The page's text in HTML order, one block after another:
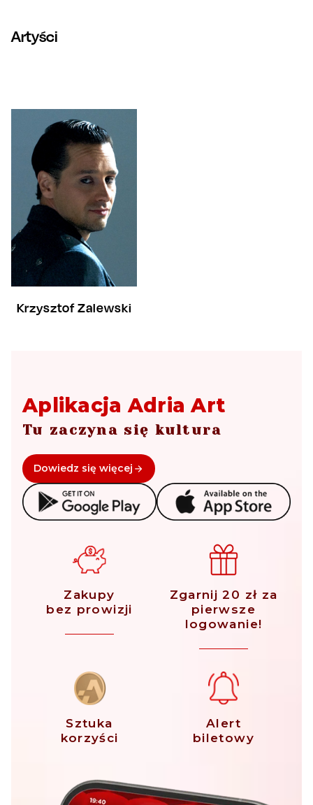
Artyści
Krzysztof Zalewski
Aplikacja Adria Art
Tu zaczyna się kultura
Dowiedz się więcej
Zakupy
bez prowizji
Zgarnij 20 zł za
pierwsze
logowanie!
Sztuka
korzyści
Alert
biletowy